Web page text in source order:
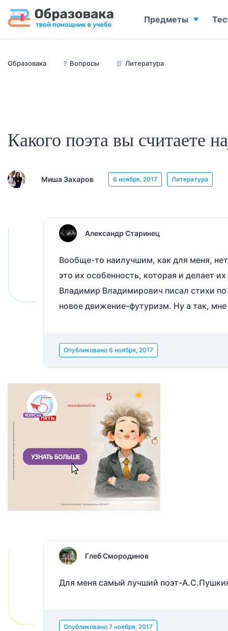
Образовака ❓ Вопросы 📗 Литература
Какого поэта вы считаете
Миша Захаров 6 ноября, 2017 Литература
Александр Старинец
Вообще-то наилучшим, как для меня,
это их особенность, которая и делает
Владимир Владимирович писал стихи
новое движение-футуризм. Ну а так,
Опубликовано 6 ноября, 2017
Глеб Смородинов
Для меня самый лучший поэт-
Опубликовано 7 ноября, 2017
Предметы